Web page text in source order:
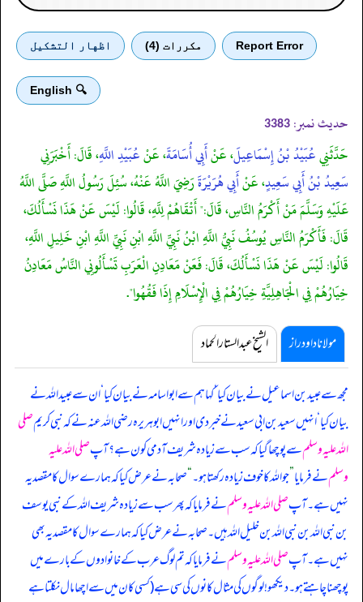
Report Error مكررات (4) اظهار التشكيل
🔍 English
حدیث نمبر: 3383
حَدَّثَنِيعُبَيْدُ بْنُ إِسْمَاعِيلَ، عَنْأَبِي أُسَامَةَ، عَنْعُبَيْدِ اللَّهِ، قَالَ: أَخْبَرَنِي
سَعِيدُ بْنُ أَبِي سَعِيدٍ، عَنْأَبِي هُرَيْرَةَرَضِيَ اللَّهُ عَنْهُ، سُئِلَ رَسُولُ اللَّهِ صَلَّى اللَّهُ
عَلَيْهِ وَسَلَّمَ مَنْ أَكْرَمُ النَّاسِ، قَالَ:" أَتْقَاهُمْ لِلَّهِ، قَالُوا: لَيْسَ عَنْ هَذَا نَسْأَلُكَ،
قَالَ: فَأَكْرَمُ النَّاسِ يُوسُفُ نَبِيُّ اللَّهِ ابْنُ نَبِيِّ اللَّهِ ابْنِ نَبِيِّ اللَّهِ ابْنِ خَلِيلِ اللَّهِ،
قَالُوا: لَيْسَ عَنْ هَذَا نَسْأَلُكَ، قَالَ: فَعَنْ مَعَادِنِ الْعَرَبِ تَسْأَلُونِي النَّاسُ مَعَادِنُ
خِيَارُهُمْ فِي الْجَاهِلِيَّةِ خِيَارُهُمْ فِي الْإِسْلَامِ إِذَا فَقُهُوا".
مولانا داود راز الشیخ عبدالستار الحماد
مجھ سے عبید بن اسماعیل نے بیان کیا ‘ کہا ہم سے ابواسامہ نے بیان کیا ‘ ان سے عبیداللہ نے
بیان کیا ‘ انہیں سعید بن ابی سعید نے خبر دی اور انہیں ابوہریرہ رضی اللہ عنہ نے کہنبی کریمصلی
اللہ علیہ وسلمسے پوچھا گیا کہ سب سے زیادہ شریف آدمی کون ہے؟ آپصلی اللہ علیہ
وسلمنے فرمایا”جو اللہ کا خوف زیادہ رکھتا ہو۔“صحابہ نے عرض کیا کہ ہمارے سوال کا مقصد یہ
نہیں ہے۔ آپصلی اللہ علیہ وسلمنے فرمایا کہ پھر سب سے زیادہ شریف اللہ کے نبی یوسف
بن نبی اللہ بن نبی اللہ بن خلیل اللہ ہیں۔ صحابہ نے عرض کیا کہ ہمارے سوال کا مقصد یہ بھی
نہیں ہے۔ آپصلی اللہ علیہ وسلمنے فرمایا کہ تم لوگ عرب کے خانوادوں کے بارے میں
پوچھنا چاہتے ہو۔ دیکھو! لوگوں کی مثال کانوں کی سی ہے (کسی کان میں سے اچھا مال نکلتا ہے